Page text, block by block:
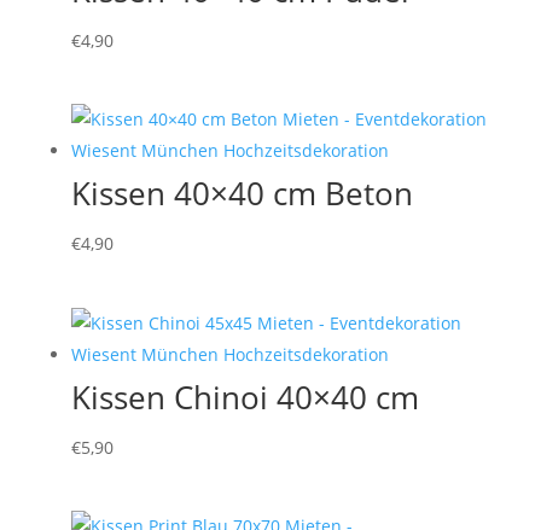
€4,90
Kissen 40×40 cm Beton
€4,90
Kissen Chinoi 40×40 cm
€5,90